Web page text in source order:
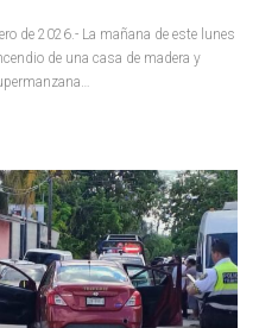
de 2026.- La mañana de este lunes
de una casa de madera y
…